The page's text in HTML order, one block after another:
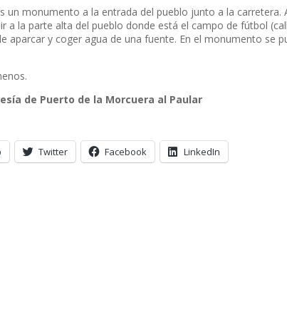
un monumento a la entrada del pueblo junto a la carretera.
a la parte alta del pueblo donde está el campo de fútbol
aparcar y coger agua de una fuente. En el monumento se
de Puerto de la Morcuera al Paular
Twitter Facebook LinkedIn